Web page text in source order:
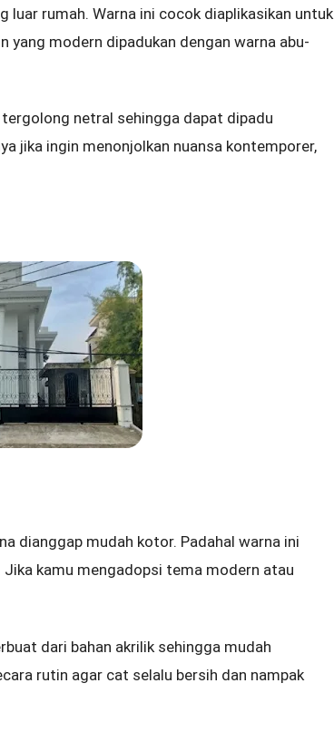
luar rumah. Warna ini cocok diaplikasikan untuk
yang modern dipadukan dengan warna abu-
netral sehingga dapat dipadu
jika ingin menonjolkan nuansa kontemporer,
dianggap mudah kotor. Padahal warna ini
kamu mengadopsi tema modern atau
dari bahan akrilik sehingga mudah
rutin agar cat selalu bersih dan nampak